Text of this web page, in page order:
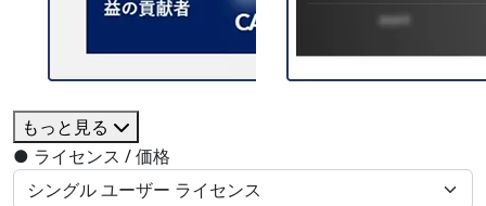
もっと見る
● ライセンス / 価格